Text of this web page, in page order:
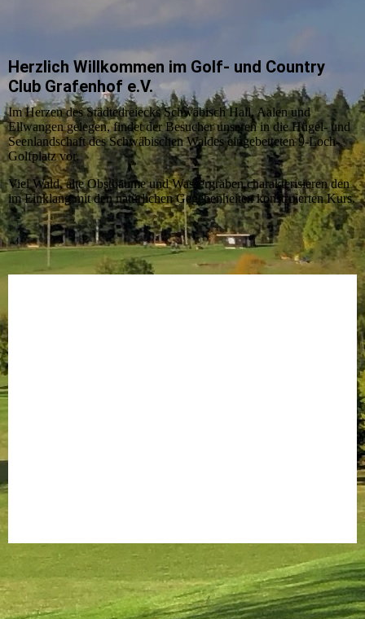
Herzlich Willkommen im Golf- und Country
Club Grafenhof e.V.
Im Herzen des Städtedreiecks Schwäbisch Hall, Aalen und
Ellwangen gelegen, findet der Besucher unseren in die Hügel- und
Seenlandschaft des Schwäbischen Waldes eingebetteten 9-Loch-
Golfplatz vor.
Viel Wald, alte Obstbäume und Wassergräben charakterisieren den
im Einklang mit den natürlichen Gegebenheiten konstruierten Kurs.